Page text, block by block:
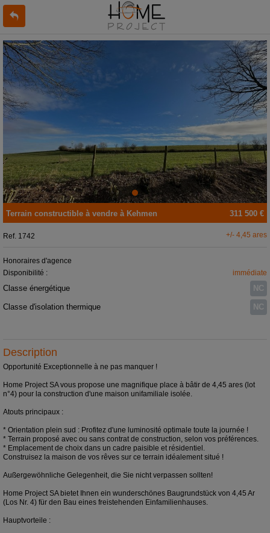
311 500 €
Terrain constructible à vendre à Kehmen
Ref. 1742 +/- 4,45 ares
Honoraires d'agence
Disponibilité :
immédiate
Classe énergétique NC
Classe d'isolation thermique NC
Description
Opportunité Exceptionnelle à ne pas manquer !
Home Project SA vous propose une magnifique place à bâtir de 4,45 ares (lot
n°4) pour la construction d'une maison unifamiliale isolée.
Atouts principaux :
* Orientation plein sud : Profitez d'une luminosité optimale toute la journée !
* Terrain proposé avec ou sans contrat de construction, selon vos préférences.
* Emplacement de choix dans un cadre paisible et résidentiel.
Construisez la maison de vos rêves sur ce terrain idéalement situé !
Außergewöhnliche Gelegenheit, die Sie nicht verpassen sollten!
Home Project SA bietet Ihnen ein wunderschönes Baugrundstück von 4,45 Ar
(Los Nr. 4) für den Bau eines freistehenden Einfamilienhauses.
Hauptvorteile :